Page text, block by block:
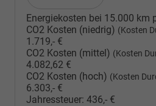
Energiekosten bei 15.000 km
CO2 Kosten (niedrig) (Kosten
1.719,- €
CO2 Kosten (mittel) (Kosten
4.082,62 €
CO2 Kosten (hoch) (Kosten
6.303,- €
Jahressteuer: 436,- €